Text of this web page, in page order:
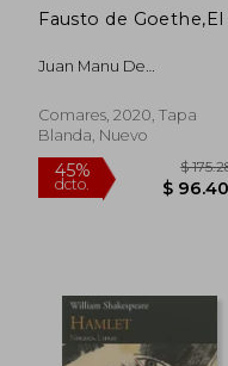
45%
dcto. $
Fausto de Goethe,El
Juan Manu De
Fernandez Figares
Comares, 2020, Tapa
Blanda, Nuevo